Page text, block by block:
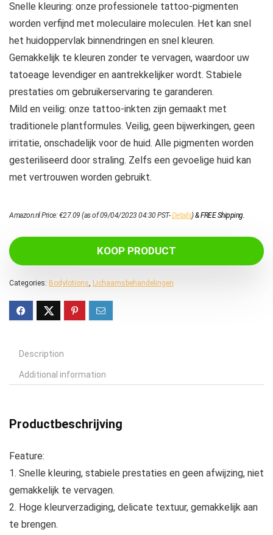
Snelle kleuring: onze professionele tattoo-pigmenten
worden verfijnd met moleculaire moleculen. Het kan snel
het huidoppervlak binnendringen en snel kleuren.
Gemakkelijk te kleuren zonder te vervagen, waardoor uw
tatoeage levendiger en aantrekkelijker wordt. Stabiele
prestaties om gebruikerservaring te garanderen.
Mild en veilig: onze tattoo-inkten zijn gemaakt met
traditionele plantformules. Veilig, geen bijwerkingen, geen
irritatie, onschadelijk voor de huid. Alle pigmenten worden
gesteriliseerd door straling. Zelfs een gevoelige huid kan
met vertrouwen worden gebruikt.
Amazon.nl Price:€27.09 (as of 09/04/2023 04:30 PST-Details)&FREE Shipping.
KOOP PRODUCT
Categories: Bodylotions, Lichaamsbehandelingen
Description
Additional information
Productbeschrijving
Feature:
1. Snelle kleuring, stabiele prestaties en geen afwijzing, niet
gemakkelijk te vervagen.
2. Hoge kleurverzadiging, delicate textuur, gemakkelijk aan
te brengen.